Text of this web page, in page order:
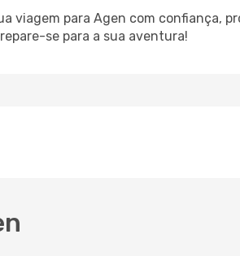
viagem para Agen com confiança,
se para a sua aventura!